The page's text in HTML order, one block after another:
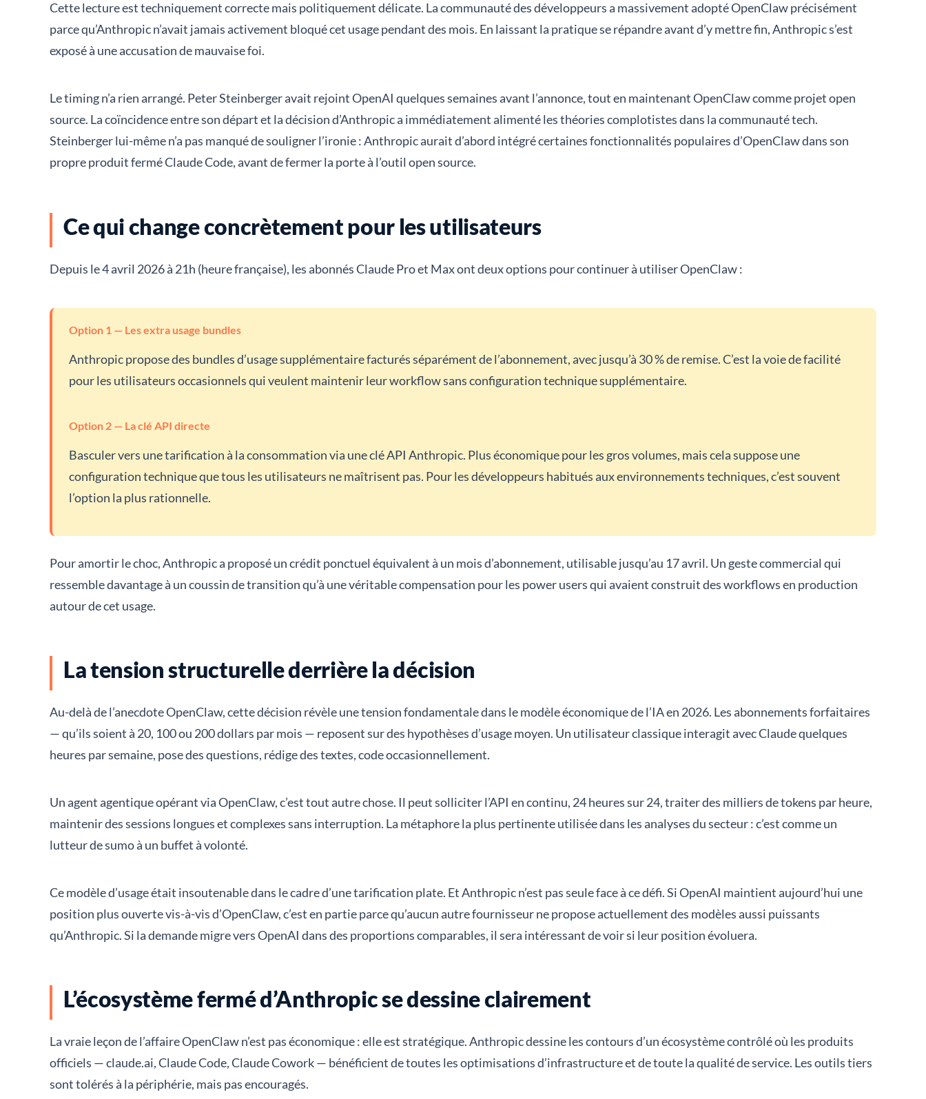
Cette lecture est techniquement correcte mais politiquement délicate. La communauté des développeurs a massivement adopté OpenClaw précisément
parce qu’Anthropic n’avait jamais activement bloqué cet usage pendant des mois. En laissant la pratique se répandre avant d’y mettre fin, Anthropic s’est
exposé à une accusation de mauvaise foi.
Le timing n’a rien arrangé. Peter Steinberger avait rejoint OpenAI quelques semaines avant l’annonce, tout en maintenant OpenClaw comme projet open
source. La coïncidence entre son départ et la décision d’Anthropic a immédiatement alimenté les théories complotistes dans la communauté tech.
Steinberger lui-même n’a pas manqué de souligner l’ironie : Anthropic aurait d’abord intégré certaines fonctionnalités populaires d’OpenClaw dans son
propre produit fermé Claude Code, avant de fermer la porte à l’outil open source.
Ce qui change concrètement pour les utilisateurs
Depuis le 4 avril 2026 à 21h (heure française), les abonnés Claude Pro et Max ont deux options pour continuer à utiliser OpenClaw :
Option 1 — Les extra usage bundles
Anthropic propose des bundles d’usage supplémentaire facturés séparément de l’abonnement, avec jusqu’à 30 % de remise. C’est la voie de facilité
pour les utilisateurs occasionnels qui veulent maintenir leur workflow sans configuration technique supplémentaire.
Option 2 — La clé API directe
Basculer vers une tarification à la consommation via une clé API Anthropic. Plus économique pour les gros volumes, mais cela suppose une
configuration technique que tous les utilisateurs ne maîtrisent pas. Pour les développeurs habitués aux environnements techniques, c’est souvent
l’option la plus rationnelle.
Pour amortir le choc, Anthropic a proposé un crédit ponctuel équivalent à un mois d’abonnement, utilisable jusqu’au 17 avril. Un geste commercial qui
ressemble davantage à un coussin de transition qu’à une véritable compensation pour les power users qui avaient construit des workflows en production
autour de cet usage.
La tension structurelle derrière la décision
Au-delà de l’anecdote OpenClaw, cette décision révèle une tension fondamentale dans le modèle économique de l’IA en 2026. Les abonnements forfaitaires
— qu’ils soient à 20, 100 ou 200 dollars par mois — reposent sur des hypothèses d’usage moyen. Un utilisateur classique interagit avec Claude quelques
heures par semaine, pose des questions, rédige des textes, code occasionnellement.
Un agent agentique opérant via OpenClaw, c’est tout autre chose. Il peut solliciter l’API en continu, 24 heures sur 24, traiter des milliers de tokens par heure,
maintenir des sessions longues et complexes sans interruption. La métaphore la plus pertinente utilisée dans les analyses du secteur : c’est comme un
lutteur de sumo à un buffet à volonté.
Ce modèle d’usage était insoutenable dans le cadre d’une tarification plate. Et Anthropic n’est pas seule face à ce défi. Si OpenAI maintient aujourd’hui une
position plus ouverte vis-à-vis d’OpenClaw, c’est en partie parce qu’aucun autre fournisseur ne propose actuellement des modèles aussi puissants
qu’Anthropic. Si la demande migre vers OpenAI dans des proportions comparables, il sera intéressant de voir si leur position évoluera.
L’écosystème fermé d’Anthropic se dessine clairement
La vraie leçon de l’affaire OpenClaw n’est pas économique : elle est stratégique. Anthropic dessine les contours d’un écosystème contrôlé où les produits
officiels — claude.ai, Claude Code, Claude Cowork — bénéficient de toutes les optimisations d’infrastructure et de toute la qualité de service. Les outils tiers
sont tolérés à la périphérie, mais pas encouragés.